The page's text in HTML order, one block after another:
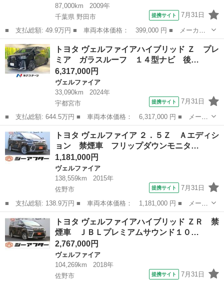
87,000km
2009年
千葉県 野田市
提携サイト 7月31日
■ 支払総額: 49.9万円 ■ 車両本体価格： 399,000 円 ■ メーカー
名： トヨタ ■ 車種名： ヴェルファイア ■ グレード名： ２．
４Ｚ ユーザー買取車 社外ナビ スライドドア テレビ オートエ
アコン 純正...
千葉 野田市 ヴェルファイア
トヨタ ヴェルファイアハイブリッド Ｚ プレ
ミア ガラスルーフ １４型ナビ 後…
6,317,000円
ヴェルファイア
33,090km
2024年
宇都宮市
提携サイト 7月31日
■ 支払総額: 644.5万円 ■ 車両本体価格： 6,317,000 円 ■ メーカ
ー名： トヨタ ■ 車種名： ヴェルファイアハイブリッド ■ グレ
ード名： Ｚ プレミア ガラスルーフ １４型ナビ 後席モニタ
ー 全周囲...
栃木 宇都宮市 ヴェルファイア
トヨタ ヴェルファイア ２．５Ｚ Ａエディシ
ョン 禁煙車 フリップダウンモニタ…
1,181,000円
ヴェルファイア
138,559km
2015年
佐野市
提携サイト 7月31日
■ 支払総額: 138.9万円 ■ 車両本体価格： 1,181,000 円 ■ メーカ
ー名： トヨタ ■ 車種名： ヴェルファイア ■ グレード名：
２．５Ｚ Ａエディション 禁煙車 フリップダウンモニター 純正
１０インチ...
栃木 佐野市 ヴェルファイア
トヨタ ヴェルファイアハイブリッド ＺＲ 禁
煙車 ＪＢＬプレミアムサウンド１０…
2,767,000円
ヴェルファイア
104,269km
2018年
佐野市
提携サイト 7月31日